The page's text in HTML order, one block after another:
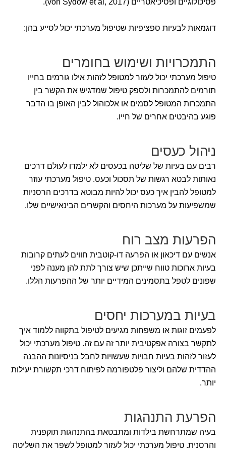
דוגמאות לבעיות ספציפיות שטיפול מערכתי יכול לסייע בהן:
התמכרויות ושימוש בחומרים
טיפול מערכתי יכול לעזור למטופל לזהות אילו גורמים בחייו
תורמים להתמכרות ולספק טיפול שמדגיש את הקשר בין
התמכרות המטופל לסמים או אלכוהול לבין האופן בו הדבר
פוגע בהיבטים אחרים של חייו.
ניהול כעסים
רבים עם בעיות של שליטה בכעסים לא ילמדו לעולם דרכים
נאותות לבטא רגשות של תסכול וכעס. טיפול מערכתי עוזר
למטופל להבין איך כעס יכול להיות מבוטא בדרכים הרסניות
שמשפיעות על מערכות היחסים והקשרים הבינאישיים שלו.
הפרעות מצב רוח
אנשים עם דיכאון או הפרעה דו-קוטבית חווים לעתים קרובות
בעיות ארוכות טווח שייתכן שיש צורך לתת להן מענה לפני
שפונים לטפל בתסמינים המידיים יותר של ההפרעות הללו.
בעיות במערכות יחסים
לפעמים זוגות או משפחות מגיעים לטיפול בתקווה ללמוד איך
לתקשר בצורה אפקטיבית יותר זה עם זה. טיפול מערכתי יכול
לעזור לזהות בעיות חבויות שעשויות לחבל בניסיונות ההבנה
ההדדית שלהם וליצור פלטפורמה לפיתוח דרכי תקשורת יעילות
יותר.
הפרעת התנהגות
בעיה שמתרחשת בילדות ומתבטאת בהתנהגות תוקפנית
והרסנית. טיפול מערכתי יכול לעזור למטופל לשפר את השליטה